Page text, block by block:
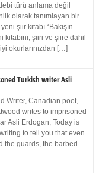
türü anlama değil
olarak tanımlayan bir
şiir kitabı “Bakışın
kitabını, şiiri ve şiire dahil
okurlarınızdan […]
Turkish writer Asli
Writer, Canadian poet,
writes to imprisoned
Asli Erdogan, Today is
to tell you that even
the guards, the barbed